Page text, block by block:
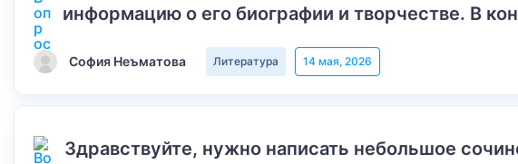
информацию о его биографии и творчестве. В
София Неъматова Литература 14 мая, 2026
Здравствуйте, нужно написать небольшое